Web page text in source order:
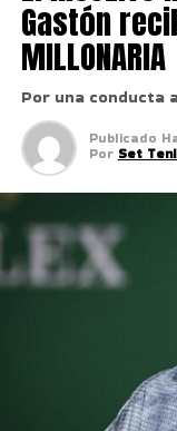
Gastón
MILLONARIA
Por una conducta
Publicado
Por Set